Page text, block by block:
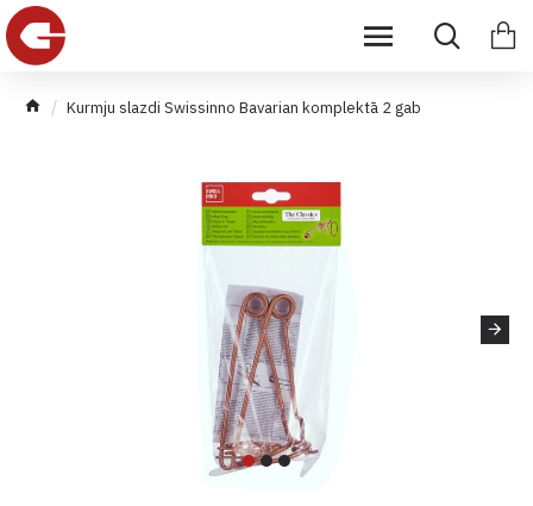
Kurmju slazdi Swissinno Bavarian komplektā 2 gab